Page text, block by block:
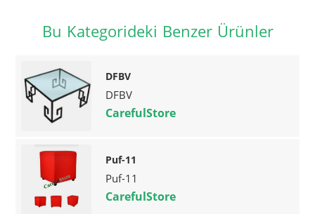
Bu Kategorideki Benzer Ürünler
DFBV
DFBV
CarefulStore
Puf-11
Puf-11
CarefulStore